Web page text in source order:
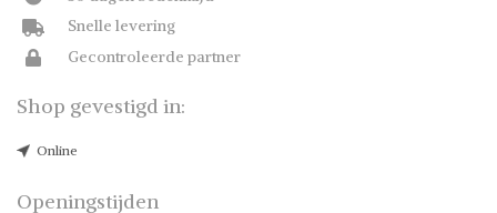
Snelle levering
Gecontroleerde partner
Shop gevestigd in:
Online
Openingstijden